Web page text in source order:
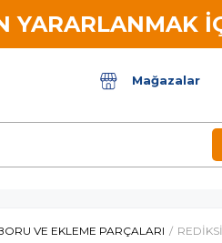
YARARLANMAK
Mağazalar
VE EKLEME PARÇALARI